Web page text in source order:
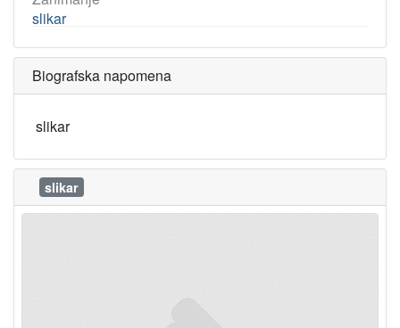
slikar
Biografska napomena
slikar
slikar